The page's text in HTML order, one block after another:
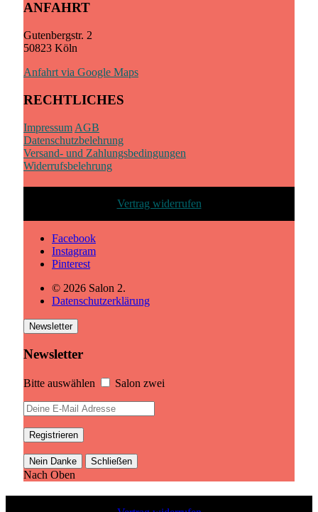
ANFAHRT
Gutenbergstr. 2
50823 Köln
Anfahrt via Google Maps
RECHTLICHES
Impressum AGB
Datenschutzbelehrung
Versand- und Zahlungsbedingungen
Widerrufsbelehrung
Vertrag widerrufen
Facebook
Instagram
Pinterest
© 2026 Salon 2.
Datenschutzerklärung
Newsletter
Newsletter
Bitte auswählen Salon zwei
Nein Danke Schließen
Nach Oben